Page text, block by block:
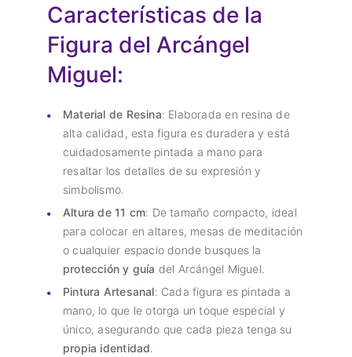
Características de la
Figura del Arcángel
Miguel:
Material de Resina: Elaborada en resina de
alta calidad, esta figura es duradera y está
cuidadosamente pintada a mano para
resaltar los detalles de su expresión y
simbolismo.
Altura de 11 cm: De tamaño compacto, ideal
para colocar en altares, mesas de meditación
o cualquier espacio donde busques la
protección y guía del Arcángel Miguel.
Pintura Artesanal: Cada figura es pintada a
mano, lo que le otorga un toque especial y
único, asegurando que cada pieza tenga su
propia identidad.